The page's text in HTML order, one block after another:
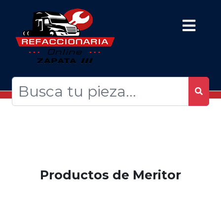
Productos de Meritor